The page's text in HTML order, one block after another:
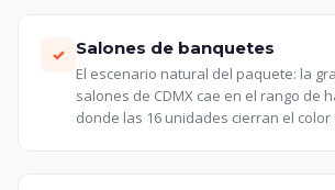
✓ Salones de banquetes
El escenario natural del paquete: la
salones de CDMX cae en el rango de
donde las 16 unidades cierran el color